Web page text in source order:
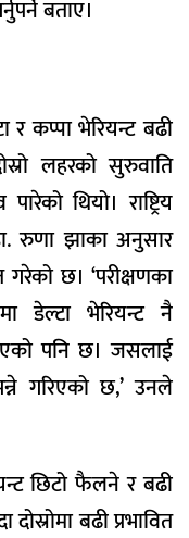
बताए।
कप्पा भेरियन्ट बढी
लहरको सुरुवाति
थियो। राष्ट्रिय
रुणा झाका अनुसार
छ। ‘परीक्षणका
डेल्टा भेरियन्ट नै
पनि छ। जसलाई
गरिएको छ,’ उनले
छिटो फैलने र बढी
बढी प्रभावित